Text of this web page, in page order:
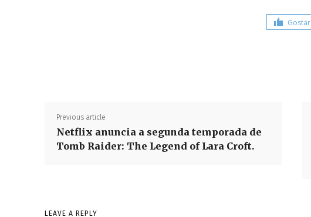
Gostar
Previous article
Netflix anuncia a segunda temporada de
Tomb Raider: The Legend of Lara Croft.
LEAVE A REPLY